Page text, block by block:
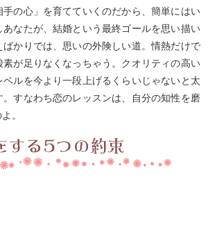
手の心」を育てていくのだから、簡単にはい
なたが、結婚という最終ゴールを思い描い
かりでは、思いの外険しい道。情熱だけで
が足りなくなっちゃう。クオリティの高い
ルを今より一段上げるくらいじゃないと太
すなわち恋のレッスンは、自分の知性を磨
。